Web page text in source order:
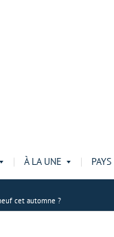
À LA UNE PAYS
cet automne ?